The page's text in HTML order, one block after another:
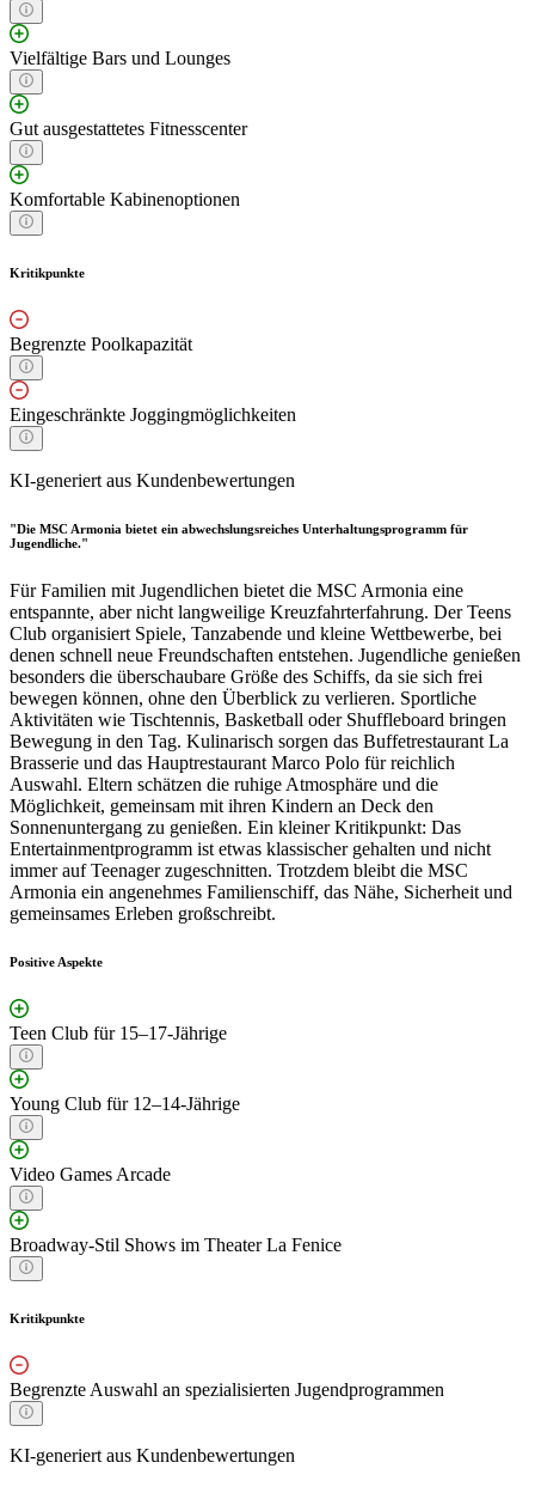
Vielfältige Bars und Lounges
Gut ausgestattetes Fitnesscenter
Komfortable Kabinenoptionen
Kritikpunkte
Begrenzte Poolkapazität
Eingeschränkte Joggingmöglichkeiten
KI-generiert aus Kundenbewertungen
"Die MSC Armonia bietet ein abwechslungsreiches Unterhaltungsprogramm für
Jugendliche."
Für Familien mit Jugendlichen bietet die MSC Armonia eine
entspannte, aber nicht langweilige Kreuzfahrterfahrung. Der Teens
Club organisiert Spiele, Tanzabende und kleine Wettbewerbe, bei
denen schnell neue Freundschaften entstehen. Jugendliche genießen
besonders die überschaubare Größe des Schiffs, da sie sich frei
bewegen können, ohne den Überblick zu verlieren. Sportliche
Aktivitäten wie Tischtennis, Basketball oder Shuffleboard bringen
Bewegung in den Tag. Kulinarisch sorgen das Buffetrestaurant La
Brasserie und das Hauptrestaurant Marco Polo für reichlich
Auswahl. Eltern schätzen die ruhige Atmosphäre und die
Möglichkeit, gemeinsam mit ihren Kindern an Deck den
Sonnenuntergang zu genießen. Ein kleiner Kritikpunkt: Das
Entertainmentprogramm ist etwas klassischer gehalten und nicht
immer auf Teenager zugeschnitten. Trotzdem bleibt die MSC
Armonia ein angenehmes Familienschiff, das Nähe, Sicherheit und
gemeinsames Erleben großschreibt.
Positive Aspekte
Teen Club für 15–17-Jährige
Young Club für 12–14-Jährige
Video Games Arcade
Broadway-Stil Shows im Theater La Fenice
Kritikpunkte
Begrenzte Auswahl an spezialisierten Jugendprogrammen
KI-generiert aus Kundenbewertungen